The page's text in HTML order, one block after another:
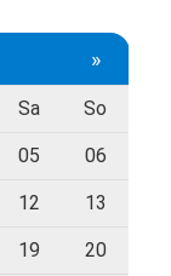
»
Sa So
05 06
12 13
19 20